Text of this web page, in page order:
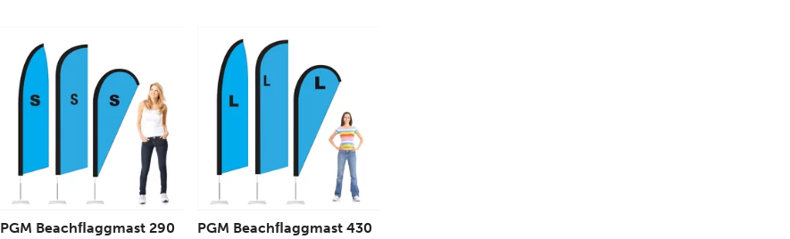
PGM Beachﬂaggmast 290
PGM Beachﬂaggmast 430